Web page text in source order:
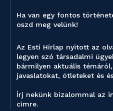
Ha van egy fontos
oszd meg velünk!
Az Esti Hírlap nyitott az
legyen szó társadalmi
bármilyen aktuális
javaslatokat, ötleteket és
Írj nekünk bizalommal az
címre.